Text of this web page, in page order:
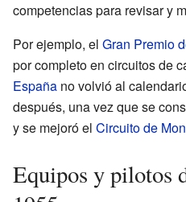
competencias para revisar y
Por ejemplo, el Gran Premio
por completo en circuitos de
España no volvió al
después, una vez que se
y se mejoró el Circuito de
Equipos y pilotos